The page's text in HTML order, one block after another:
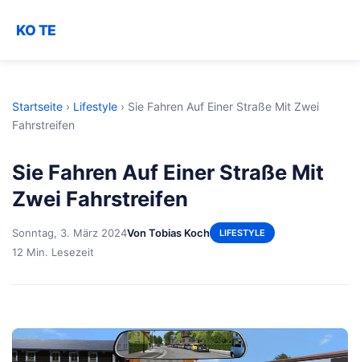
KO TE
Startseite › Lifestyle › Sie Fahren Auf Einer Straße Mit Zwei
Fahrstreifen
Sie Fahren Auf Einer Straße Mit
Zwei Fahrstreifen
Sonntag, 3. März 2024Von Tobias Koch LIFESTYLE
12 Min. Lesezeit